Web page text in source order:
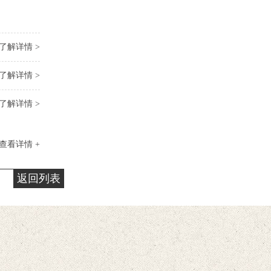
解详情 >
解详情 >
解详情 >
看详情 +
返回列表